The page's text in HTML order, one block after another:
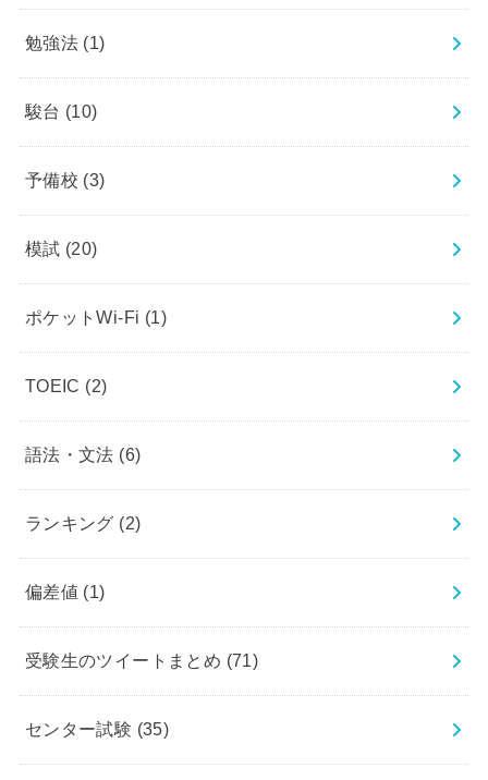
勉強法 (1)
駿台 (10)
予備校 (3)
模試 (20)
ポケットWi-Fi (1)
TOEIC (2)
語法・文法 (6)
ランキング (2)
偏差値 (1)
受験生のツイートまとめ (71)
センター試験 (35)